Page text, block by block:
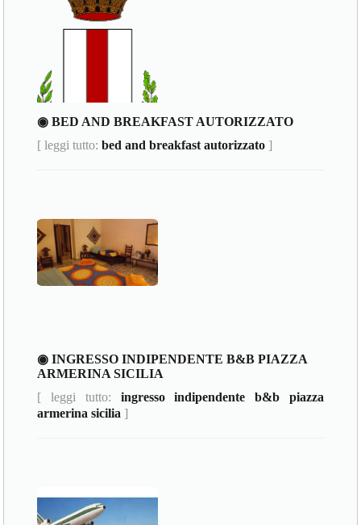
◉ BED AND BREAKFAST AUTORIZZATO
[ leggi tutto:bed and breakfast autorizzato ]
◉ INGRESSO INDIPENDENTE B&B PIAZZA
ARMERINA SICILIA
[ leggi tutto: ingresso indipendente b&b piazza
armerina sicilia ]